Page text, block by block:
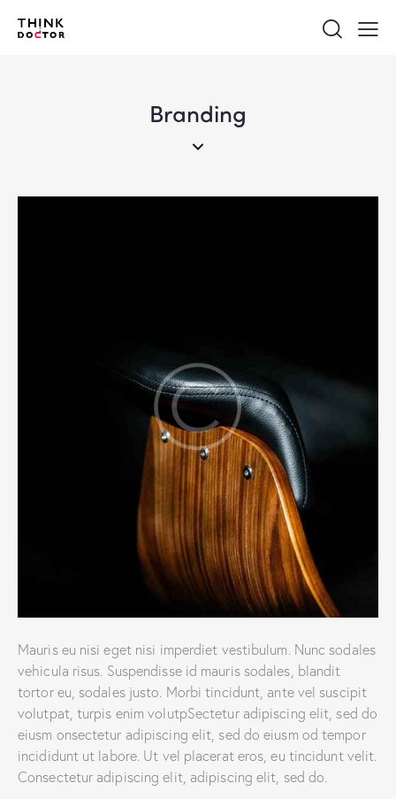
Branding
Mauris eu nisi eget nisi imperdiet vestibulum. Nunc sodales
vehicula risus. Suspendisse id mauris sodales, blandit
tortor eu, sodales justo. Morbi tincidunt, ante vel suscipit
volutpat, turpis enim volutpSectetur adipiscing elit, sed do
eiusm onsectetur adipiscing elit, sed do eiusm od tempor
incididunt ut labore. Ut vel placerat eros, eu tincidunt velit.
Consectetur adipiscing elit, adipiscing elit, sed do.